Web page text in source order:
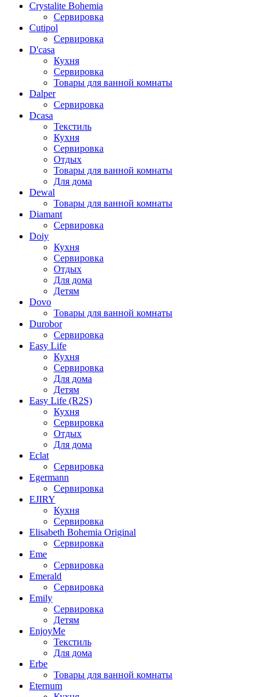
Crystalite Bohemia
Сервировка
Cutipol
Сервировка
D'casa
Кухня
Сервировка
Товары для ванной комнаты
Dalper
Сервировка
Dcasa
Текстиль
Кухня
Сервировка
Отдых
Товары для ванной комнаты
Для дома
Dewal
Товары для ванной комнаты
Diamant
Сервировка
Doiy
Кухня
Сервировка
Отдых
Для дома
Детям
Dovo
Товары для ванной комнаты
Durobor
Сервировка
Easy Life
Кухня
Сервировка
Для дома
Детям
Easy Life (R2S)
Кухня
Сервировка
Отдых
Для дома
Eclat
Сервировка
Egermann
Сервировка
EJIRY
Кухня
Сервировка
Elisabeth Bohemia Original
Сервировка
Eme
Сервировка
Emerald
Сервировка
Emily
Сервировка
Детям
EnjoyMe
Текстиль
Для дома
Erbe
Товары для ванной комнаты
Eternum